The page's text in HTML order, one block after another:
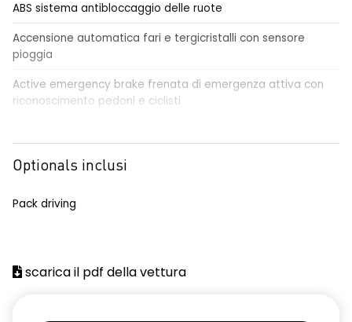
ABS sistema antibloccaggio delle ruote
Accensione automatica fari e tergicristalli con sensore
pioggia
Active emergency brake frenata di emergenza attiva con
riconoscimento pedoni e ciclisti
Airbag laterali a tendina anteriori e posteriori
Bracciolo anteriore con vano portaoggetti
Optionals inclusi
Pack driving
scarica il pdf della vettura